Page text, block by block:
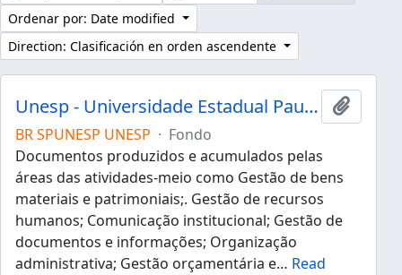
Ordenar por: Date modified
Direction: Clasificación en orden ascendente
Unesp - Universidade Estadual Paulista "Júlio de Mesquita Filho"
Añadir
BR SPUNESP UNESP · Fondo
Documentos produzidos e acumulados pelas
áreas das atividades-meio como Gestão de bens
materiais e patrimoniais;. Gestão de recursos
humanos; Comunicação institucional; Gestão de
documentos e informações; Organização
administrativa; Gestão orçamentária e… Read